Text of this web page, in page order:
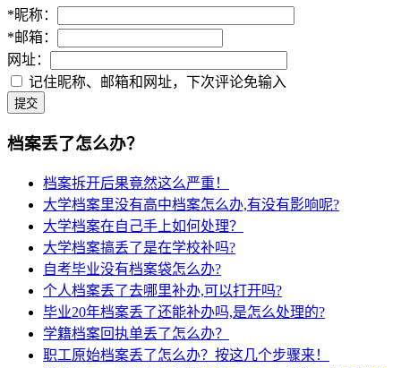
*昵称：
*邮箱：
网址：
记住昵称、邮箱和网址，下次评论免输入
提交
档案丢了怎么办？
档案拆开后果竟然这么严重！
大学档案里没有高中档案怎么办,有没有影响呢?
大学档案在自己手上如何处理？
大学档案搞丢了是在学校补吗?
自考毕业没有档案袋怎么办?
个人档案丢了去哪里补办,可以打开吗?
毕业20年档案丢了还能补办吗,是怎么处理的?
学籍档案回执单丢了怎么办？
职工原始档案丢了怎么办？按这几个步骤来！